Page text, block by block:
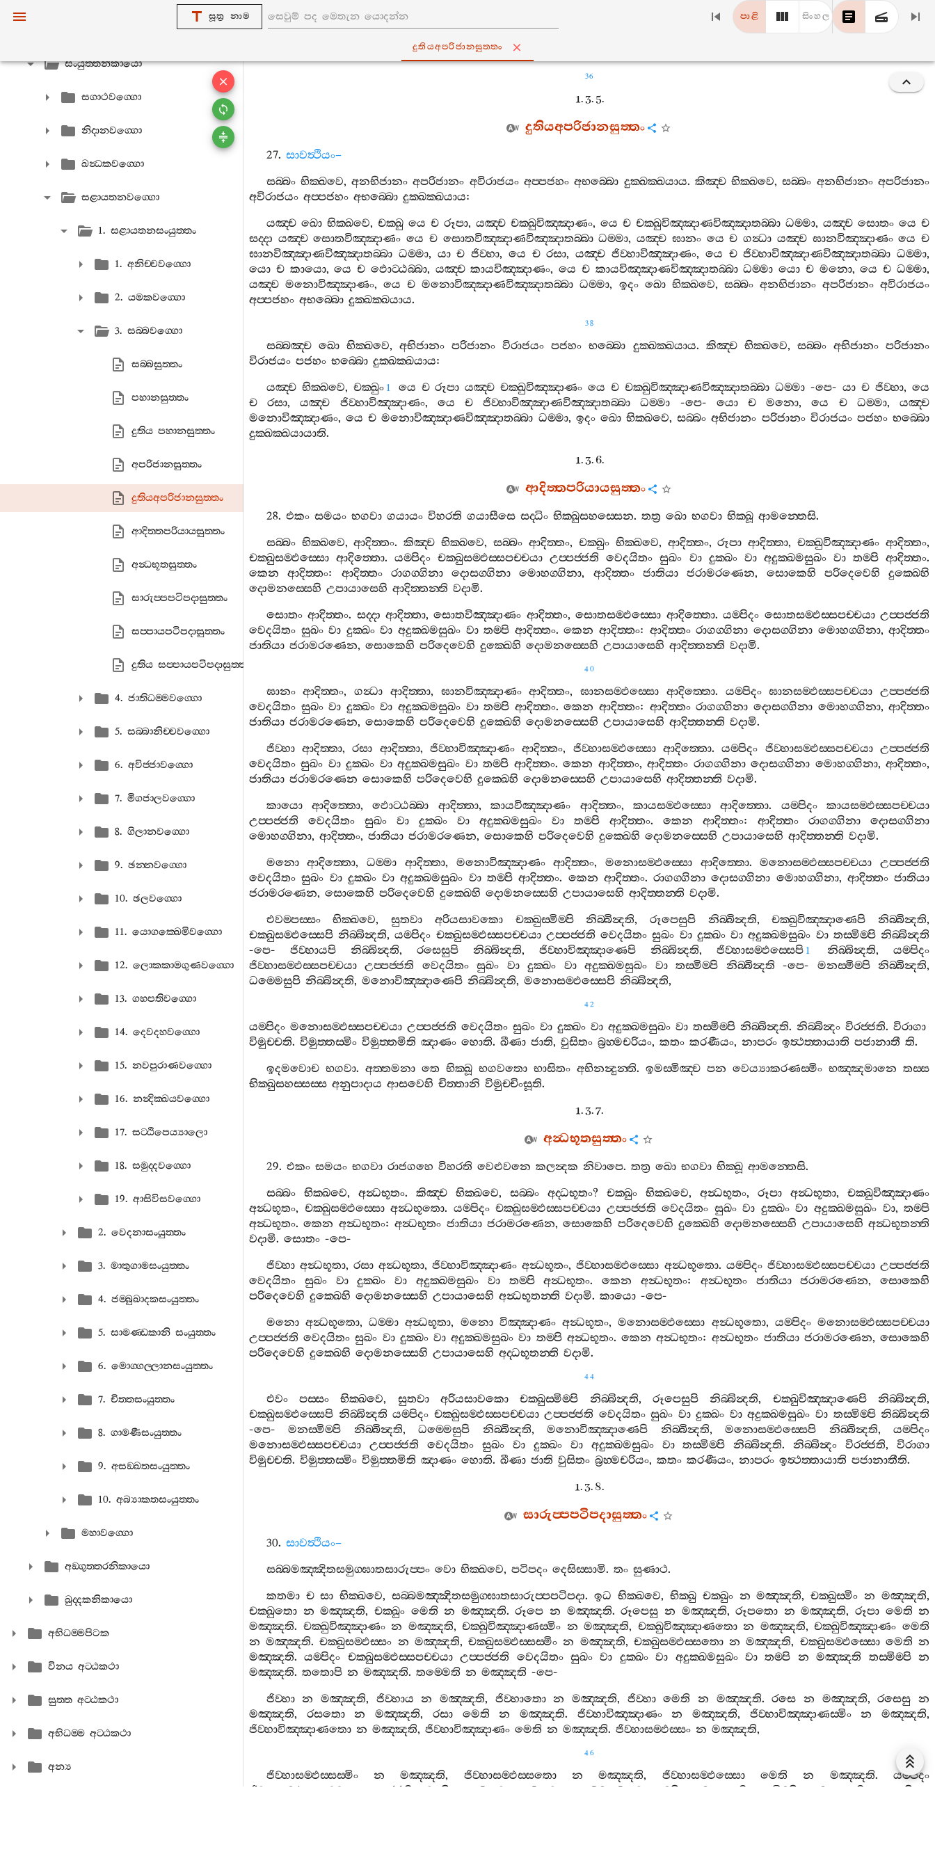
සූත්‍ර නාම පාළි සිංහල
දුතියඅපරිජානසුත‍්තං
සංයුත‍්තනිකායො
සගාථවග‍්ගො
නිදානවග‍්ගො
ඛන්‍ධකවග‍්ගො
සළායතනවග‍්ගො
1. සළායතනසංයුත‍්තං
1. අනිච‍්චවග‍්ගො
2. යමකවග‍්ගො
3. සබ‍්බවග‍්ගො
සබ‍්බසුත‍්තං
පහානසුත‍්තං
දුතිය පහානසුත‍්තං
අපරිජානසුත‍්තං
දුතියඅපරිජානසුත‍්තං
ආදිත‍්තපරියායසුත‍්තං
අන්‍ධභූතසුත‍්තං
සාරුප‍්පපටිපදාසුත‍්තං
සප‍්පායපටිපදාසුත‍්තං
දුතිය සප‍්පායපටිපදාසුත‍්තං
4. ජාතිධම‍්මවග‍්ගො
5. සබ‍්බානිච‍්චවග‍්ගො
6. අවිජ‍්ජාවග‍්ගො
7. මිගජාලවග‍්ගො
8. ගිලානවග‍්ගො
9. ඡන‍්නවග‍්ගො
10. ඡලවග‍්ගො
11. යොගක‍්ඛෙමිවග‍්ගො
12. ලොකකාමගුණවග‍්ගො
13. ගහපතිවග‍්ගො
14. දෙවදහවග‍්ගො
15. නවපුරාණවග‍්ගො
16. නන්‍දික‍්ඛයවග‍්ගො
17. සට‍්ඨිපෙය්‍යාලො
18. සමුද‍්දවග‍්ගො
19. ආසිවිසවග‍්ගො
2. වෙදනාසංයුත‍්තං
3. මාතුගාමසංයුත‍්තං
4. ජම‍්බුඛාදකසංයුත‍්තං
5. සාමණ‍්ඩකානි සංයුත‍්තං
6. මොග‍්ගල‍්ලානසංයුත‍්තං
7. චිත‍්තසංයුත‍්තං
8. ගාමණීසංයුත‍්තං
9. අසඞ‍්ඛතසංයුත‍්තං
10. අබ්‍යාකතසංයුත‍්තං
මහාවග‍්ගො
අඞ‍්ගුත‍්තරනිකායො
ඛුද‍්දකනිකායො
අභිධම‍්මපිටක
විනය අට‍්ඨකථා
සුත‍්ත අට‍්ඨකථා
අභිධම‍්ම අට‍්ඨකථා
අන්‍ය
36
1. 3. 5.
දුතියඅපරිජානසුත‍්තං
27. සාවත්‍ථියං–
සබ‍්බං භික‍්ඛවෙ,අනභිජානං අපරිජානං අවිරාජයං අප‍්පජහං අභබ‍්බො දුක‍්ඛක‍්ඛයාය. කිඤ‍්ච භික‍්ඛවෙ,සබ‍්බං අනභිජානං අපරිජානං
අවිරාජයං අප‍්පජහං අභබ‍්බො දුක‍්ඛක‍්ඛයාය:
යඤ‍්ච ඛො භික‍්ඛවෙ, චක‍්ඛු යෙ ච රූපා, යඤ‍්ච චක‍්ඛුවිඤ‍්ඤාණං, යෙ ච චක‍්ඛුවිඤ‍්ඤාණවිඤ‍්ඤාතබ‍්බා ධම‍්මා,යඤ‍්ච සොතං යෙ ච
සද‍්දා යඤ‍්ච සොතවිඤ‍්ඤාණං යෙ ච සොතවිඤ‍්ඤාණවිඤ‍්ඤාතබ‍්බා ධම‍්මා,යඤ‍්ච ඝානං යෙ ච ගන්‍ධා යඤ‍්ච ඝානවිඤ‍්ඤාණං යෙ ච
ඝානවිඤ‍්ඤාණවිඤ‍්ඤාතබ‍්බා ධම‍්මා, යා ච ජිව‍්හා, යෙ ච රසා,යඤ‍්ච ජිව‍්හාවිඤ‍්ඤාණං, යෙ ච ජිව‍්හාවිඤ‍්ඤාණවිඤ‍්ඤාතබ‍්බා ධම‍්මා,
යො ච කායො,යෙ ච ඵොට‍්ඨබ‍්බා, යඤ‍්ච කායවිඤ‍්ඤාණං,යෙ ච කායවිඤ‍්ඤාණවිඤ‍්ඤාතබ‍්බා ධම‍්මා යො ච මනො,යෙ ච ධම‍්මා,
යඤ‍්ච මනොවිඤ‍්ඤාණං,යෙ ච මනොවිඤ‍්ඤාණවිඤ‍්ඤාතබ‍්බා ධම‍්මා, ඉදං ඛො භික‍්ඛවෙ, සබ‍්බං අනභිජානං අපරිජානං අවිරාජයං
අප‍්පජහං අභබ‍්බො දුක‍්ඛක‍්ඛයාය.
38
සබ‍්බඤ‍්ච ඛො භික‍්ඛවෙ, අභිජානං පරිජානං විරාජයං පජහං භබ‍්බො දුක‍්ඛක‍්ඛයාය. කිඤ‍්ච භික‍්ඛවෙ, සබ‍්බං අභිජානං පරිජානං
විරාජයං පජහං භබ‍්බො දුක‍්ඛක‍්ඛයාය:
යඤ‍්ච භික‍්ඛවෙ, චක‍්ඛුං 1 යෙ ච රූපා යඤ‍්ච චක‍්ඛුවිඤ‍්ඤාණං යෙ ච චක‍්ඛුවිඤ‍්ඤාණවිඤ‍්ඤාතබ‍්බා ධම‍්මා -පෙ-යා ච ජිව‍්හා,යෙ
ච
රසා,යඤ‍්ච ජිව‍්හාවිඤ‍්ඤාණං, යෙ ච ජිව‍්හාවිඤ‍්ඤාණවිඤ‍්ඤාතබ‍්බා ධම‍්මා -පෙ- යො ච මනො,යෙ ච ධම‍්මා,යඤ‍්ච
මනොවිඤ‍්ඤාණං,යෙ ච මනොවිඤ‍්ඤාණවිඤ‍්ඤාතබ‍්බා ධම‍්මා, ඉදං ඛො භික‍්ඛවෙ,සබ‍්බං අභිජානං පරිජානං විරාජයං පජහං භබ‍්බො
දුක‍්ඛක‍්ඛයායාති.
1. 3. 6.
ආදිත‍්තපරියායසුත‍්තං
28. එකං සමයං භගවා ගයායං විහරති ගයාසීසෙ සද‍්ධිං භික‍්ඛුසහස‍්සෙන. තත්‍ර ඛො භගවා භික‍්ඛූ ආමන‍්තෙසි.
සබ‍්බං භික‍්ඛවෙ,ආදිත‍්තං.කිඤ‍්ච භික‍්ඛවෙ, සබ‍්බං ආදිත‍්තං, චක‍්ඛුං භික‍්ඛවෙ, ආදිත‍්තං,රූපා ආදිත‍්තා,චක‍්ඛුවිඤ‍්ඤාණං ආදිත‍්තං,
චක‍්ඛුසම‍්ඵස‍්සො ආදිත‍්තො.යම‍්පිදං චක‍්ඛුසම‍්ඵස‍්සපච‍්චයා උප‍්පජ‍්ජති වෙදයිතං සුඛං වා දුක‍්ඛං වා අදුක‍්ඛමසුඛං වා තම‍්පි ආදිත‍්තං.
කෙන
ආදිත‍්තං: ආදිත‍්තං රාගග‍්ගිනා දොසග‍්ගිනා මොහග‍්ගිනා, ආදිත‍්තං ජාතියා ජරාමරණෙන, සොකෙහි පරිදෙවෙහි
දුක‍්ඛෙහි
දොමනස‍්සෙහි උපායාසෙහි ආදිත‍්තන‍්ති වදාමි.
සොතං ආදිත‍්තං. සද‍්දා ආදිත‍්තා,සොතවිඤ‍්ඤාණං ආදිත‍්තං,සොතසම‍්ඵස‍්සො ආදිත‍්තො.යම‍්පිදං සොතසම‍්ඵස‍්සපච‍්චයා උප‍්පජ‍්ජති
වෙදයිතං සුඛං වා දුක‍්ඛං වා අදුක‍්ඛමසුඛං වා තම‍්පි ආදිත‍්තං.කෙන ආදිත‍්තං: ආදිත‍්තං රාගග‍්ගිනා දොසග‍්ගිනා මොහග‍්ගිනා,ආදිත‍්තං
ජාතියා ජරාමරණෙන, සොකෙහි පරිදෙවෙහි දුක‍්ඛෙහි දොමනස‍්සෙහි උපායාසෙහි ආදිත‍්තන‍්ති වදාමි.
40
ඝානං ආදිත‍්තං,ගන්‍ධා ආදිත‍්තා, ඝානවිඤ‍්ඤාණං ආදිත‍්තං,ඝානසම‍්ඵස‍්සො ආදිත‍්තො. යම‍්පිදං ඝානසම‍්ඵස‍්සපච‍්චයා උප‍්පජ‍්ජති
වෙදයිතං සුඛං වා දුක‍්ඛං වා අදුක‍්ඛමසුඛං වා තම‍්පි ආදිත‍්තං.කෙන ආදිත‍්තං: ආදිත‍්තං රාගග‍්ගිනා දොසග‍්ගිනා මොහග‍්ගිනා,ආදිත‍්තං
ජාතියා ජරාමරණෙන, සොකෙහි පරිදෙවෙහි දුක‍්ඛෙහි දොමනස‍්සෙහි උපායාසෙහි ආදිත‍්තන‍්ති වදාමි.
ජිව‍්හා ආදිත‍්තා,රසා ආදිත‍්තා, ජිව‍්හාවිඤ‍්ඤාණං ආදිත‍්තං, ජිව‍්හාසම‍්ඵස‍්සො ආදිත‍්තො.යම‍්පිදං ජිව‍්හාසම‍්ඵස‍්සපච‍්චයා උප‍්පජ‍්ජති
වෙදයිතං සුඛං වා දුක‍්ඛං වා අදුක‍්ඛමසුඛං වා තම‍්පි ආදිත‍්තං.කෙන ආදිත‍්තං,ආදිත‍්තං රාගග‍්ගිනා දොසග‍්ගිනා මොහග‍්ගිනා,ආදිත‍්තං,
ජාතියා ජරාමරණෙන සොකෙහි පරිදෙවෙහි දුක‍්ඛෙහි දොමනස‍්සෙහි උපායාසෙහි ආදිත‍්තන‍්ති වදාමි.
කායො
ආදිත‍්තො,ඵොට‍්ඨබ‍්බා ආදිත‍්තා,කායවිඤ‍්ඤාණං ආදිත‍්තං, කායසම‍්ඵස‍්සො ආදිත‍්තො. යම‍්පිදං
කායසම‍්ඵස‍්සපච‍්චයා
උප‍්පජ‍්ජති
වෙදයිතං සුඛං වා දුක‍්ඛං වා අදුක‍්ඛමසුඛං වා තම‍්පි ආදිත‍්තං. කෙන ආදිත‍්තං: ආදිත‍්තං රාගග‍්ගිනා
දොසග‍්ගිනා
මොහග‍්ගිනා, ආදිත‍්තං, ජාතියා ජරාමරණෙන, සොකෙහි පරිදෙවෙහි දුක‍්ඛෙහි දොමනස‍්සෙහි උපායාසෙහි ආදිත‍්තන‍්ති වදාමි.
මනො
ආදිත‍්තො,ධම‍්මා ආදිත‍්තා, මනොවිඤ‍්ඤාණං ආදිත‍්තං, මනොසම‍්ඵස‍්සො ආදිත‍්තො.මනොසම‍්ඵස‍්සපච‍්චයා
උප‍්පජ‍්ජති
වෙදයිතං සුඛං වා දුක‍්ඛං වා අදුක‍්ඛමසුඛං වා තම‍්පි ආදිත‍්තං. කෙන ආදිත‍්තං.රාගග‍්ගිනා දොසග‍්ගිනා මොහග‍්ගිනා, ආදිත‍්තං ජාතියා
ජරාමරණෙන, සොකෙහි පරිදෙවෙහි දුක‍්ඛෙහි දොමනස‍්සෙහි උපායාසෙහි ආදිත‍්තන‍්ති වදාමි.
එවම‍්පස‍්සං
භික‍්ඛවෙ,සුතවා අරියසාවකො චක‍්ඛුස‍්මිම‍්පි නිබ‍්බින්‍දති, රූපෙසුපි නිබ‍්බින්‍දති,චක‍්ඛුවිඤ‍්ඤාණෙපි නිබ‍්බින්‍දති,
චක‍්ඛුසම‍්ඵස‍්සෙපි නිබ‍්බින්‍දති,යම‍්පිදං චක‍්ඛුසම‍්ඵස‍්සපච‍්චයා උප‍්පජ‍්ජති වෙදයිතං සුඛං වා දුක‍්ඛං වා අදුක‍්ඛමසුඛං වා තස‍්මිම‍්පි නිබ‍්බින්‍දති
-පෙ- ජිව‍්හායපි නිබ‍්බින්‍දති, රසෙසුපි නිබ‍්බින්‍දති, ජිව‍්හාවිඤ‍්ඤාණෙපි නිබ‍්බින්‍දති, ජිව‍්හාසම‍්ඵස‍්සෙපි 1 නිබ‍්බින්‍දති, යම‍්පිදං
ජිව‍්හාසම‍්ඵස‍්සපච‍්චයා
උප‍්පජ‍්ජති වෙදයිතං සුඛං වා දුක‍්ඛං වා අදුක‍්ඛමසුඛං වා තස‍්මිම‍්පි නිබ‍්බින්‍දති -පෙ- මනස‍්මිම‍්පි නිබ‍්බින්‍දති,
ධම‍්මෙසුපි නිබ‍්බින්‍දති, මනොවිඤ‍්ඤාණෙපි නිබ‍්බින්‍දති, මනොසම‍්ඵස‍්සෙපි නිබ‍්බින්‍දති,
42
යම‍්පිදං මනොසම‍්ඵස‍්සපච‍්චයා උප‍්පජ‍්ජති වෙදයිතං සුඛං වා දුක‍්ඛං වා අදුක‍්ඛමසුඛං වා තස‍්මිම‍්පි නිබ‍්බින්‍දති. නිබ‍්බින්‍දං විරජ‍්ජති. විරාගා
විමුච‍්චති. විමුත‍්තස‍්මිං විමුත‍්තමිති ඤාණං හොති. ඛීණා ජාති, වුසිතං බ්‍රහ‍්මචරියං, කතං කරණීයං, නාපරං ඉත්‍ථත‍්තායාති පජානාතී ති.
ඉදමවොච භගවා. අත‍්තමනා තෙ භික‍්ඛූ භගවතො භාසිතං අභිනන්‍දුන‍්ති. ඉමස‍්මිඤ‍්ච පන වෙය්‍යාකරණස‍්මිං භඤ‍්ඤමානෙ තස‍්ස
භික‍්ඛුසහස‍්සස‍්ස අනුපාදාය ආසවෙහි චිත‍්තානි විමුච‍්චිංසූති.
1. 3. 7.
අන්‍ධභූතසුත‍්තං
29. එකං සමයං භගවා රාජගහෙ විහරති වෙළුවනෙ කලන්‍දක නිවාපෙ. තත්‍ර ඛො භගවා භික‍්ඛූ ආමන‍්තෙසි.
සබ‍්බං
භික‍්ඛවෙ, අන්‍ධභූතං. කිඤ‍්ච භික‍්ඛවෙ, සබ‍්බං අද‍්ධභූතං? චක‍්ඛුං භික‍්ඛවෙ, අන්‍ධභූතං, රූපා අන්‍ධභූතා, චක‍්ඛුවිඤ‍්ඤාණං
අන්‍ධභූතං, චක‍්ඛුසම‍්ඵස‍්සො අන්‍ධභූතො. යම‍්පිදං චක‍්ඛුසම‍්ඵස‍්සපච‍්චයා උප‍්පජ‍්ජති වෙදයිතං සුඛං වා දුක‍්ඛං වා අදුක‍්ඛමසුඛං වා,තම‍්පි
අන්‍ධභූතං.කෙන අන්‍ධභූතං:අන්‍ධභූතං ජාතියා ජරාමරණෙන,සොකෙහි පරිදෙවෙහි දුක‍්ඛෙහි දොමනස‍්සෙහි උපායාසෙහි අන්‍ධභූතන‍්ති
වදාමි. සොතං -පෙ-
ජිව‍්හා අන්‍ධභූතා, රසා අන්‍ධභූතා,ජිව‍්හාවිඤ‍්ඤාණං අන්‍ධභූතං,ජිව‍්හාසම‍්ඵස‍්සො අන්‍ධභූතො. යම‍්පිදං ජිව‍්හාසම‍්ඵස‍්සපච‍්චයා උප‍්පජ‍්ජති
වෙදයිතං
සුඛං වා දුක‍්ඛං වා අදුක‍්ඛමසුඛං වා තම‍්පි අන්‍ධභූතං.කෙන අන්‍ධභූතං: අන්‍ධභූතං ජාතියා ජරාමරණෙන,සොකෙහි
පරිදෙවෙහි දුක‍්ඛෙහි දොමනස‍්සෙහි උපායාසෙහි අන්‍ධභූතන‍්ති වදාමි. කායො -පෙ-
මනො අන්‍ධභූතො,ධම‍්මා අන්‍ධභූතා, මනො විඤ‍්ඤාණං අන්‍ධභූතං,මනොසම‍්ඵස‍්සො අන්‍ධභූතො, යම‍්පිදං මනොසම‍්ඵස‍්සපච‍්චයා
උප‍්පජ‍්ජති වෙදයිතං සුඛං වා දුක‍්ඛං වා අදුක‍්ඛමසුඛං වා තම‍්පි අන්‍ධභූතං.කෙන අන්‍ධභූතං:අන්‍ධභූතං ජාතියා ජරාමරණෙන,සොකෙහි
පරිදෙවෙහි දුක‍්ඛෙහි දොමනස‍්සෙහි උපායාසෙහි අද‍්ධභූතන‍්ති වදාමි.
44
එවං පස‍්සං භික‍්ඛවෙ, සුතවා අරියසාවකො චක‍්ඛුස‍්මිම‍්පි නිබ‍්බින්‍දති,රූපෙසුපි නිබ‍්බින්‍දති, චක‍්ඛුවිඤ‍්ඤාණෙපි නිබ‍්බින්‍දති,
චක‍්ඛුසම‍්ඵස‍්සෙපි නිබ‍්බින්‍දති යම‍්පිදං චක‍්ඛුසම‍්ඵස‍්සපච‍්චයා උප‍්පජ‍්ජති වෙදයිතං සුඛං වා දුක‍්ඛං වා අදුක‍්ඛමසුඛං වා තස‍්මිම‍්පි නිබ‍්බින්‍දති
-පෙ-මනස‍්මිම‍්පි නිබ‍්බින්‍දති,ධම‍්මෙසුපි නිබ‍්බින්‍දති,මනොවිඤ‍්ඤාණෙපි නිබ‍්බින්‍දති,මනොසම‍්ඵස‍්සෙපි නිබ‍්බින්‍දති,යම‍්පිදං
මනොසම‍්ඵස‍්සපච‍්චයා
උප‍්පජ‍්ජති වෙදයිතං සුඛං වා දුක‍්ඛං වා අදුක‍්ඛමසුඛං වා තස‍්මිම‍්පි නිබ‍්බින්‍දති.නිබ‍්බින්‍දං විරජ‍්ජති,විරාගා
විමුච‍්චති. විමුත‍්තස‍්මිං විමුත‍්තමිති ඤාණං හොති. ඛීණා ජාති වුසිතං බ්‍රහ‍්මචරියං, කතං කරණීයං, නාපරං ඉත්‍ථත‍්තායාති පජානාතීති.
1. 3. 8.
සාරුප‍්පපටිපදාසුත‍්තං
30. සාවත්‍ථියං–
සබ‍්බමඤ‍්ඤිතසමුග‍්ඝාතසාරුප‍්පං වො භික‍්ඛවෙ, පටිපදං දෙසිස‍්සාමි. තං සුණාථ.
කතමා ච සා භික‍්ඛවෙ,සබ‍්බමඤ‍්ඤිතසමුග‍්ඝාතසාරුප‍්පපටිපදා. ඉධ භික‍්ඛවෙ, භික‍්ඛු චක‍්ඛුං න මඤ‍්ඤති,චක‍්ඛුස‍්මිං න මඤ‍්ඤති,
චක‍්ඛුතො න මඤ‍්ඤති, චක‍්ඛුං මෙති න මඤ‍්ඤති.රූපෙ න මඤ‍්ඤති.රූපෙසු න මඤ‍්ඤති,රූපතො න මඤ‍්ඤති, රූපා මෙති න
මඤ‍්ඤති. චක‍්ඛුවිඤ‍්ඤාණං න මඤ‍්ඤති,චක‍්ඛුවිඤ‍්ඤාණස‍්මිං න මඤ‍්ඤති, චක‍්ඛුවිඤ‍්ඤාණතො න මඤ‍්ඤති,චක‍්ඛුවිඤ‍්ඤාණං මෙති
න මඤ‍්ඤති.චක‍්ඛුසම‍්ඵස‍්සං න මඤ‍්ඤති,චක‍්ඛුසම‍්ඵස‍්සස‍්මිං න මඤ‍්ඤති, චක‍්ඛුසම‍්ඵස‍්සතො න මඤ‍්ඤති, චක‍්ඛුසම‍්ඵස‍්සො මෙති න
මඤ‍්ඤති.යම‍්පිදං චක‍්ඛුසම‍්ඵස‍්සපච‍්චයා උප‍්පජ‍්ජති වෙදයිතං සුඛං වා දුක‍්ඛං වා අදුක‍්ඛමසුඛං වා තම‍්පි න මඤ‍්ඤති තස‍්මිම‍්පි න
මඤ‍්ඤති. තතොපි න මඤ‍්ඤති. තම‍්මෙති න මඤ‍්ඤති -පෙ-
ජිව‍්හා න මඤ‍්ඤති, ජිව‍්හාය න මඤ‍්ඤති, ජිව‍්හාතො න මඤ‍්ඤති, ජිව‍්හා මෙති න මඤ‍්ඤති.රසෙ න මඤ‍්ඤති,රසෙසු න
මඤ‍්ඤති, රසතො න මඤ‍්ඤති, රසා මෙති න මඤ‍්ඤති. ජිව‍්හාවිඤ‍්ඤාණං න මඤ‍්ඤති, ජිව‍්හාවිඤ‍්ඤාණස‍්මිං න මඤ‍්ඤති,
ජිව‍්හාවිඤ‍්ඤාණතො න මඤ‍්ඤති, ජිව‍්හාවිඤ‍්ඤාණං මෙති න මඤ‍්ඤති. ජිව‍්හාසම‍්ඵස‍්සං න මඤ‍්ඤති,
46
ජිව‍්හාසම‍්ඵස‍්සස‍්මිං න මඤ‍්ඤති, ජිව‍්හාසම‍්ඵස‍්සතො න මඤ‍්ඤති, ජිව‍්හාසම‍්ඵස‍්සො මෙති න මඤ‍්ඤති.යම‍්පිදං
ජිව‍්හාසම‍්ඵස‍්සපච‍්චයා
උප‍්පජ‍්ජති වෙදයිතං සුඛං වා දුක‍්ඛං වා අදුක‍්ඛමසුඛං වා තම‍්පි මඤ‍්ඤති තස‍්මිම‍්පි මඤ‍්ඤති තතොපි